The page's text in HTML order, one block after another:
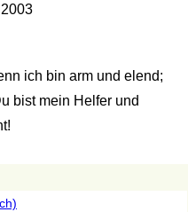
ich bin arm und elend;
bist mein Helfer und